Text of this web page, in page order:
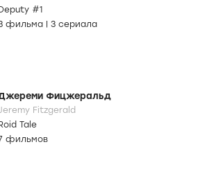
Deputy #1
фильма
3 сериала
Фицжеральд
Fitzgerald
Roid Tale
фильмов